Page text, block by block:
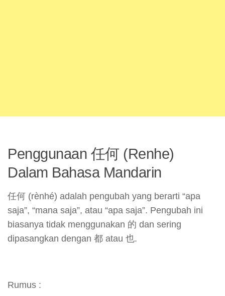
Penggunaan 任何 (Renhe)
Dalam Bahasa Mandarin
任何 (rènhé) adalah pengubah yang berarti “apa
saja”, “mana saja”, atau “apa saja”. Pengubah ini
biasanya tidak menggunakan 的 dan sering
dipasangkan dengan 都 atau 也.
Rumus :